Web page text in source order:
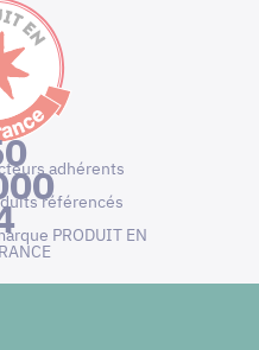
adhérents
référencés
PRODUIT EN